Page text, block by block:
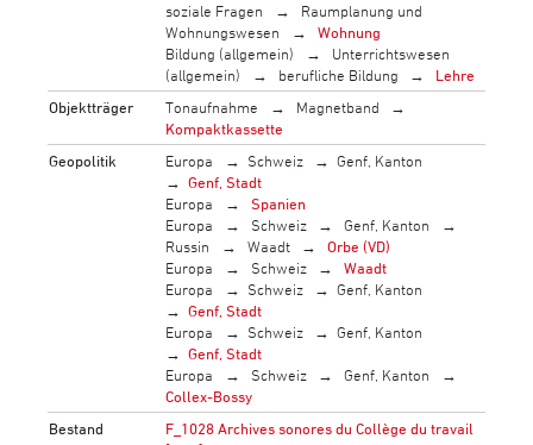
soziale Fragen
Raumplanung und
Wohnungswesen
Wohnung
Bildung (allgemein)
Unterrichtswesen
(allgemein)
berufliche Bildung
Lehre
Objektträger
Tonaufnahme
Magnetband
Kompaktkassette
Geopolitik
Europa Schweiz
Genf, Kanton
Genf, Stadt
Europa
Spanien
Europa
Schweiz
Genf, Kanton
Russin
Waadt
Orbe (VD)
Europa
Schweiz
Waadt
Europa
Schweiz
Genf, Kanton
Genf, Stadt
Europa
Schweiz
Genf, Kanton
Genf, Stadt
Europa
Schweiz
Genf, Kanton
Collex-Bossy
Bestand
F_1028 Archives sonores du Collège du travail